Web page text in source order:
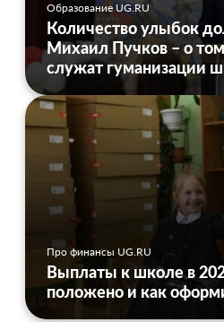
Образование UG.RU
Количество улыбок
Михаил Пучков – о
служат гуманизации
Про финансы UG.RU
Выплаты к школе в
положено и как